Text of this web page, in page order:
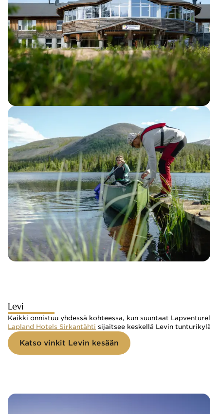
Levi
Kaikki onnistuu yhdessä kohteessa, kun suuntaat
Lapland Hotels Sirkantähti sijaitsee keskellä Levin
Katso vinkit Levin kesään